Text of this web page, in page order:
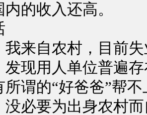
的收入还高。
自农村，目前失
发现用人单位普遍
所谓的“好爸爸”帮
要为出身农村而